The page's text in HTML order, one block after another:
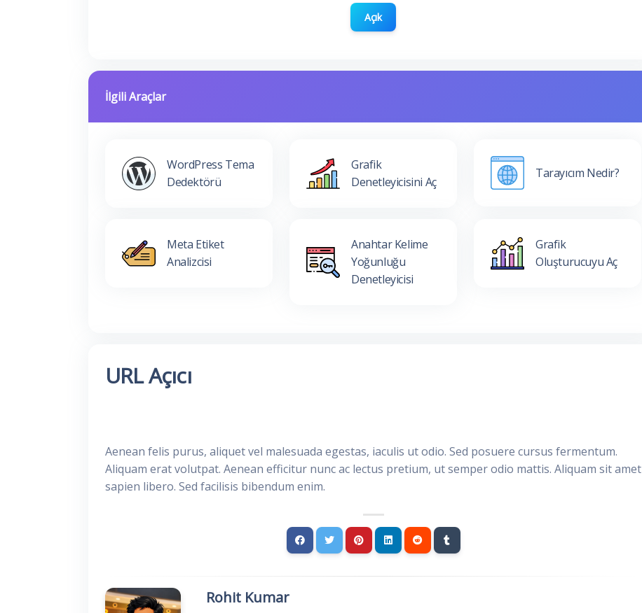
Açık
İlgili Araçlar
WordPress Tema
Dedektörü
Grafik
Denetleyicisini Aç
Tarayıcım Nedir?
Meta Etiket
Analizcisi
Anahtar Kelime
Yoğunluğu
Denetleyicisi
Grafik
Oluşturucuyu Aç
URL Açıcı
Aenean felis purus, aliquet vel malesuada egestas, iaculis ut odio. Sed posuere cursus fermentum.
Aliquam erat volutpat. Aenean efficitur nunc ac lectus pretium, ut semper odio mattis. Aliquam sit amet
sapien libero. Sed facilisis bibendum enim.
Rohit Kumar